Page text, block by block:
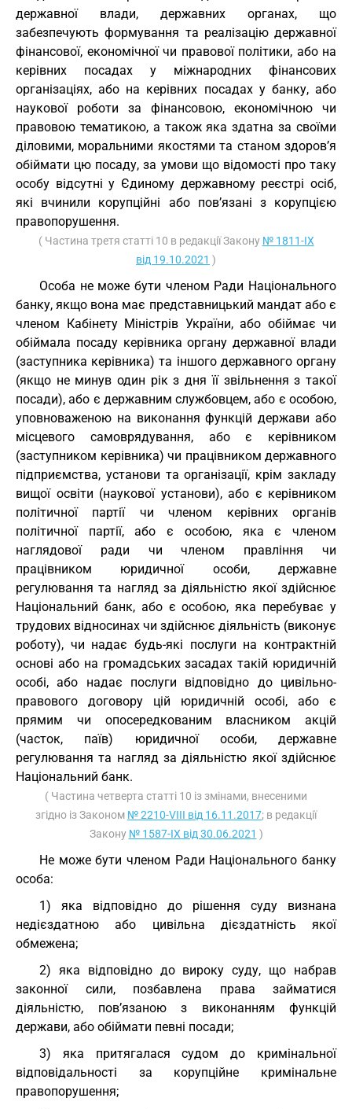
державної влади, державних органах, що
забезпечують формування та реалізацію державної
фінансової, економічної чи правової політики, або на
керівних посадах у міжнародних фінансових
організаціях, або на керівних посадах у банку, або
наукової роботи за фінансовою, економічною чи
правовою тематикою, а також яка здатна за своїми
діловими, моральними якостями та станом здоров’я
обіймати цю посаду, за умови що відомості про таку
особу відсутні у Єдиному державному реєстрі осіб,
які вчинили корупційні або пов’язані з корупцією
правопорушення.
( Частина третя статті 10 в редакції Закону № 1811-IX
від 19.10.2021 )
Особа не може бути членом Ради Національного
банку, якщо вона має представницький мандат або є
членом Кабінету Міністрів України, або обіймає чи
обіймала посаду керівника органу державної влади
(заступника керівника) та іншого державного органу
(якщо не минув один рік з дня її звільнення з такої
посади), або є державним службовцем, або є особою,
уповноваженою на виконання функцій держави або
місцевого самоврядування, або є керівником
(заступником керівника) чи працівником державного
підприємства, установи та організації, крім закладу
вищої освіти (наукової установи), або є керівником
політичної партії чи членом керівних органів
політичної партії, або є особою, яка є членом
наглядової ради чи членом правління чи
працівником юридичної особи, державне
регулювання та нагляд за діяльністю якої здійснює
Національний банк, або є особою, яка перебуває у
трудових відносинах чи здійснює діяльність (виконує
роботу), чи надає будь-які послуги на контрактній
основі або на громадських засадах такій юридичній
особі, або надає послуги відповідно до цивільно-
правового договору цій юридичній особі, або є
прямим чи опосередкованим власником акцій
(часток, паїв) юридичної особи, державне
регулювання та нагляд за діяльністю якої здійснює
Національний банк.
( Частина четверта статті 10 із змінами, внесеними
згідно із Законом № 2210-VIII від 16.11.2017; в редакції
Закону № 1587-IX від 30.06.2021 )
Не може бути членом Ради Національного банку
особа:
1) яка відповідно до рішення суду визнана
недієздатною або цивільна дієздатність якої
обмежена;
2) яка відповідно до вироку суду, що набрав
законної сили, позбавлена права займатися
діяльністю, пов’язаною з виконанням функцій
держави, або обіймати певні посади;
3) яка притягалася судом до кримінальної
відповідальності за корупційне кримінальне
правопорушення;